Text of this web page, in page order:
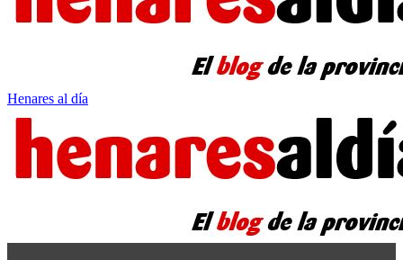
Henares al día